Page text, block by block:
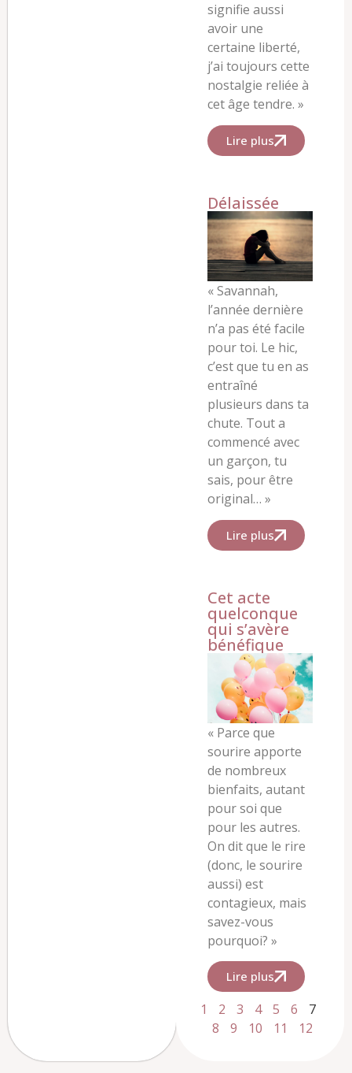
signifie aussi
avoir une
certaine liberté,
j’ai toujours cette
nostalgie reliée à
cet âge tendre. »
Lire plus
Délaissée
«Savannah,
l’année dernière
n’a pas été facile
pour toi. Le hic,
c’est que tu en as
entraîné
plusieurs dans ta
chute. Tout a
commencé avec
un garçon, tu
sais, pour être
original… »
Lire plus
Cet acte
quelconque
qui s’avère
bénéfique
« Parce que
sourire apporte
de nombreux
bienfaits, autant
pour soi que
pour les autres.
On dit que le rire
(donc, le sourire
aussi) est
contagieux, mais
savez-vous
pourquoi? »
Lire plus
1 2 3 4 5 6
7
8
9 10 11 12